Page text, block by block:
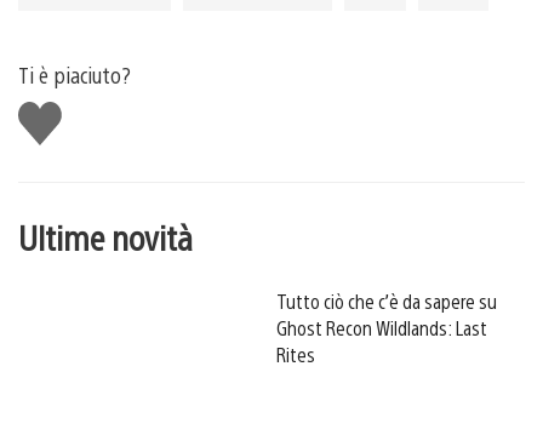
Ti è piaciuto?
Mi
piace
Ultime novità
Tutto ciò che c’è da sapere su
Ghost Recon Wildlands: Last
Rites